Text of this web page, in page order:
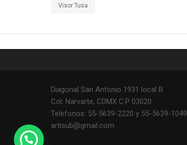
Visor Tusa
Diagonal San Antonio 1931 local B
Col. Narvarte, CDMX C.P 03020
Telefonos: 55-5639-2220 y 55-5639-1049
artisub@gmail.com